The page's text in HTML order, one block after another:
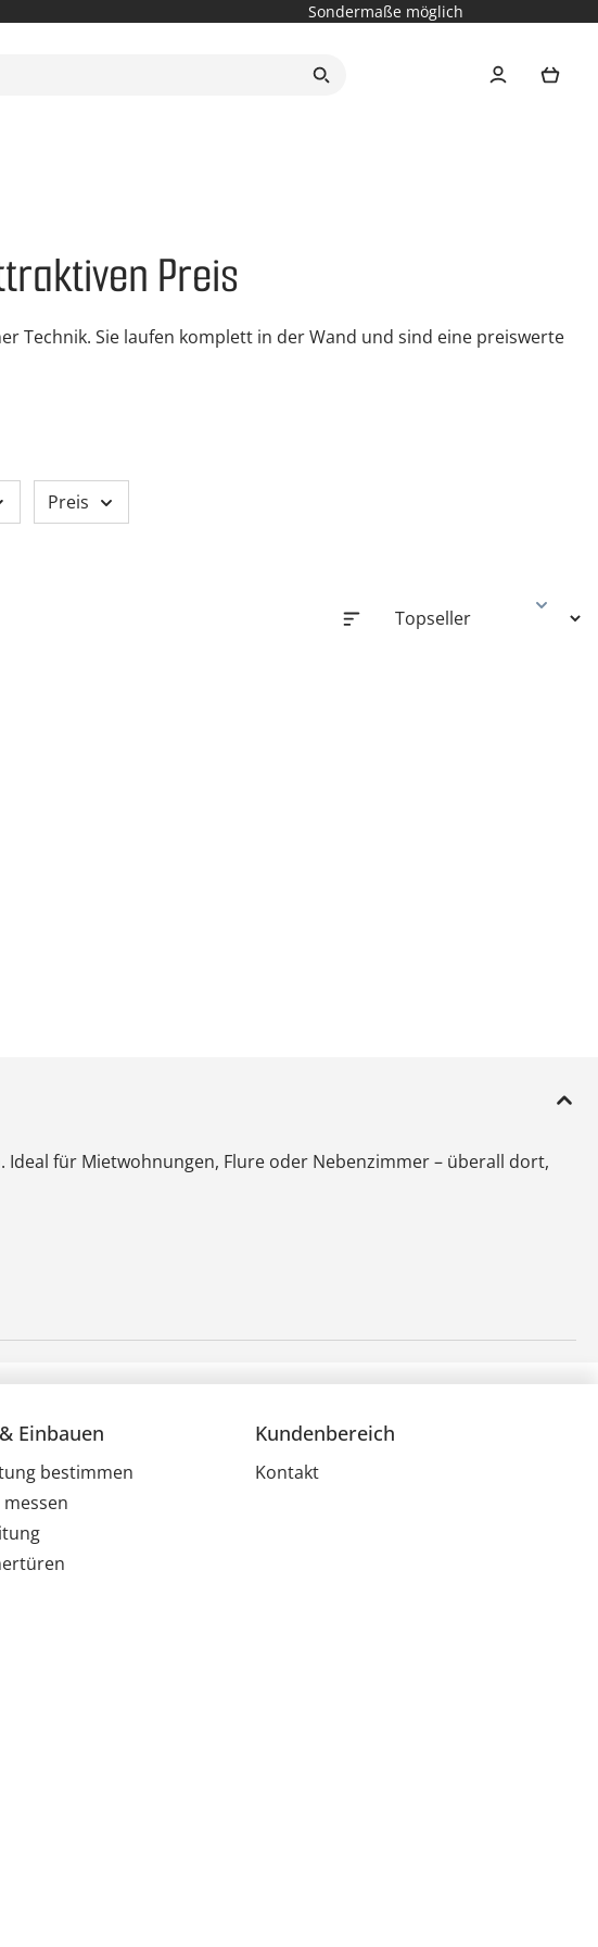
Sondermaße möglich
Preis
Technik. Sie laufen komplett in der Wand und sind eine preiswerte
Preis
für Mietwohnungen, Flure oder Nebenzimmer – überall dort,
Einbauen
bestimmen
Kundenbereich
Kontakt